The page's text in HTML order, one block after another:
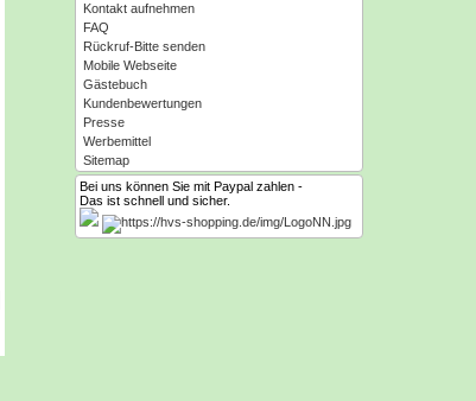
Kontakt aufnehmen
FAQ
Rückruf-Bitte senden
Mobile Webseite
Gästebuch
Kundenbewertungen
Presse
Werbemittel
Sitemap
Bei uns können Sie mit Paypal zahlen -
Das ist schnell und sicher.